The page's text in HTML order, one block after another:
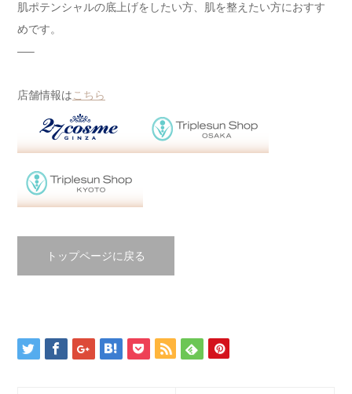
肌ポテンシャルの底上げをしたい方、肌を整えたい方におすす
めです。
—–
店舗情報は こちら
トップページに戻る